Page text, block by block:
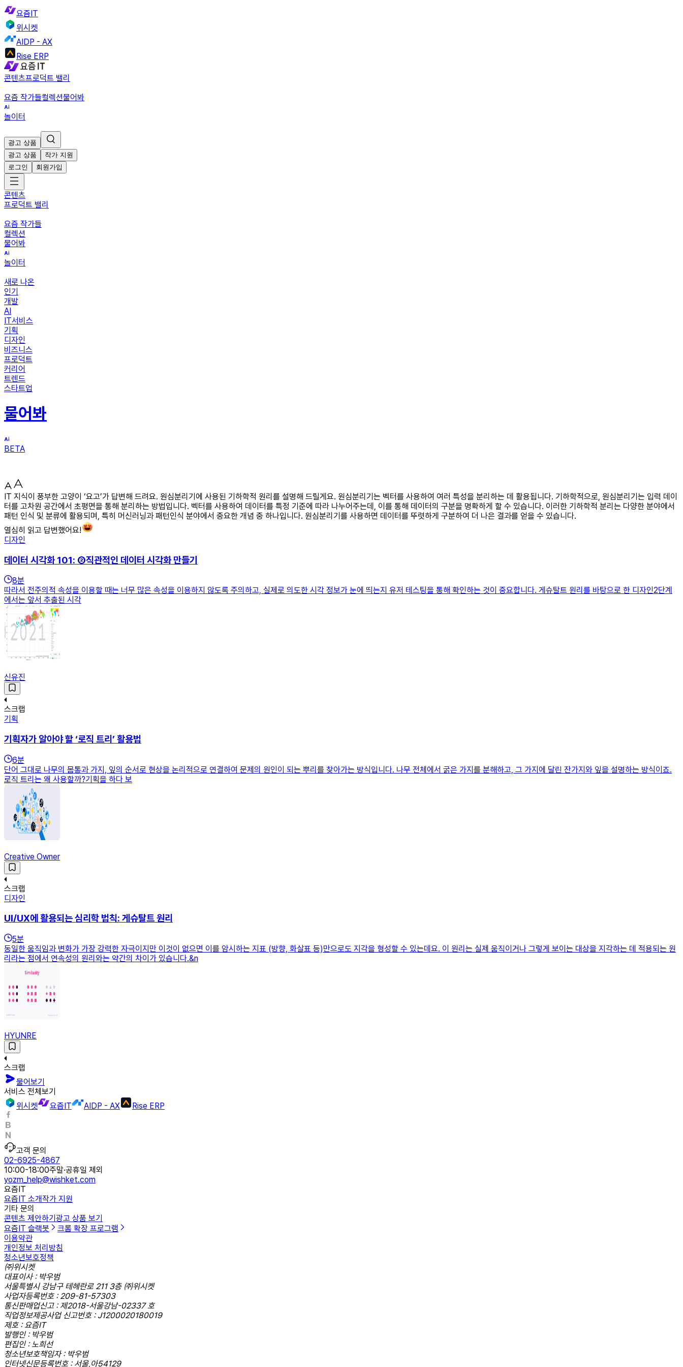
요즘IT
위시켓
AIDP - AX
Rise ERP
콘텐츠프로덕트 밸리
요즘 작가들컬렉션물어봐
놀이터
광고 상품
광고 상품
작가 지원
로그인
회원가입
콘텐츠
프로덕트 밸리
요즘 작가들
컬렉션
물어봐
놀이터
새로 나온
인기
개발
AI
IT서비스
기획
디자인
비즈니스
프로덕트
커리어
트렌드
스타트업
물어봐
BETA
IT 지식이 풍부한 고양이 ‘요고’가 답변해 드려요. 원심분리기에 사용된 기하학적 원리를 설명해 드릴게요. 원심분리기는 벡터를 사용하여 여러 특성을 분리하는 데 활용됩니다. 기하학적으로, 원심분리기는 입력 데이
터를 고차원 공간에서 초평면을 통해 분리하는 방법입니다. 벡터를 사용하여 데이터를 특정 기준에 따라 나누어주는데, 이를 통해 데이터의 구분을 명확하게 할 수 있습니다. 이러한 기하학적 분리는 다양한 분야에서
패턴 인식 및 분류에 활용되며, 특히 머신러닝과 패턴인식 분야에서 중요한 개념 중 하나입니다. 원심분리기를 사용하면 데이터를 뚜렷하게 구분하여 더 나은 결과를 얻을 수 있습니다.
열심히 읽고 답변했어요!
디자인
데이터 시각화 101: ②직관적인 데이터 시각화 만들기
8분
따라서 전주의적 속성을 이용할 때는 너무 많은 속성을 이용하지 않도록 주의하고, 실제로 의도한 시각 정보가 눈에 띄는지 유저 테스팅을 통해 확인하는 것이 중요합니다. 게슈탈트 원리를 바탕으로 한 디자인2단계
에서는 앞서 추출된 시각
신유진
스크랩
기획
기획자가 알아야 할 ‘로직 트리’ 활용법
6분
단어 그대로 나무의 몸통과 가지, 잎의 순서로 현상을 논리적으로 연결하여 문제의 원인이 되는 뿌리를 찾아가는 방식입니다. 나무 전체에서 굵은 가지를 분해하고, 그 가지에 달린 잔가지와 잎을 설명하는 방식이죠.
로직 트리는 왜 사용할까?기획을 하다 보
Creative Owner
스크랩
디자인
UI/UX에 활용되는 심리학 법칙: 게슈탈트 원리
5분
동일한 움직임과 변화가 가장 강력한 자극이지만 이것이 없으면 이를 암시하는 지표 (방향, 화살표 등)만으로도 지각을 형성할 수 있는데요. 이 원리는 실제 움직이거나 그렇게 보이는 대상을 지각하는 데 적용되는 원
리라는 점에서 연속성의 원리와는 약간의 차이가 있습니다.&n
HYUNRE
스크랩
물어보기
서비스 전체보기
위시켓
요즘IT AIDP - AX Rise ERP
고객 문의
02-6925-4867
10:00-18:00주말·공휴일 제외
yozm_help@wishket.com
요즘IT
요즘IT 소개작가 지원
기타 문의
콘텐츠 제안하기 광고 상품 보기
요즘IT 슬랙봇
크롬 확장 프로그램
이용약관
개인정보 처리방침
청소년보호정책
㈜위시켓
대표이사 : 박우범
서울특별시 강남구 테헤란로 211 3층 ㈜위시켓
사업자등록번호 : 209-81-57303
통신판매업신고 : 제2018-서울강남-02337 호
직업정보제공사업 신고번호 : J1200020180019
제호 : 요즘IT
발행인 : 박우범
편집인 : 노희선
청소년보호책임자 : 박우범
인터넷신문등록번호 : 서울,아54129